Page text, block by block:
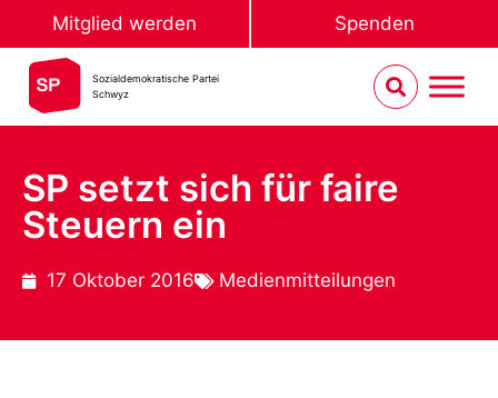
Mitglied werden Spenden
Sozialdemokratische Partei
Schwyz
SP setzt sich für faire
Steuern ein
17 Oktober 2016 Medienmitteilungen